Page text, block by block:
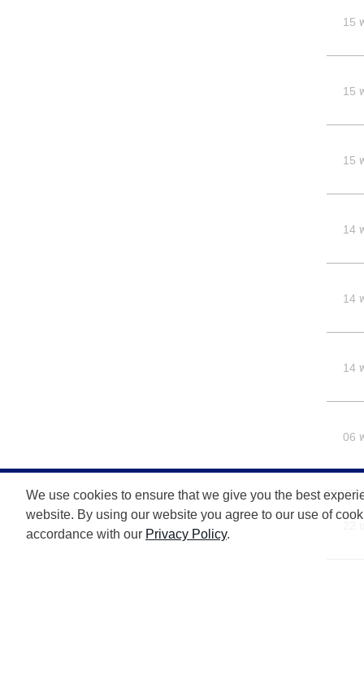
We use cookies to ensure that we give you the best
website. By using our website you agree to our use of
accordance with ourPrivacy Policy.
15
15
15
14
14
14
06